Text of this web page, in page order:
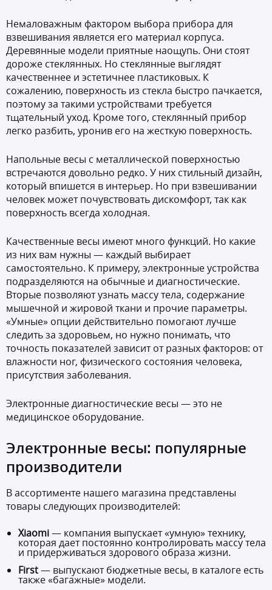
Немаловажным фактором выбора прибора для
взвешивания является его материал корпуса.
Деревянные модели приятные наощупь. Они стоят
дороже стеклянных. Но стеклянные выглядят
качественнее и эстетичнее пластиковых. К
сожалению, поверхность из стекла быстро пачкается,
поэтому за такими устройствами требуется
тщательный уход. Кроме того, стеклянный прибор
легко разбить, уронив его на жесткую поверхность.
Напольные весы с металлической поверхностью
встречаются довольно редко. У них стильный дизайн,
который впишется в интерьер. Но при взвешивании
человек может почувствовать дискомфорт, так как
поверхность всегда холодная.
Качественные весы имеют много функций. Но какие
из них вам нужны — каждый выбирает
самостоятельно. К примеру, электронные устройства
подразделяются на обычные и диагностические.
Вторые позволяют узнать массу тела, содержание
мышечной и жировой ткани и прочие параметры.
«Умные» опции действительно помогают лучше
следить за здоровьем, но нужно понимать, что
точность показателей зависит от разных факторов: от
влажности ног, физического состояния человека,
присутствия заболевания.
Электронные диагностические весы — это не
медицинское оборудование.
Электронные весы: популярные
производители
В ассортименте нашего магазина представлены
товары следующих производителей:
Xiaomi— компания выпускает «умную» технику,
которая дает постоянно контролировать массу тела
и придерживаться здорового образа жизни.
First— выпускают бюджетные весы, в каталоге есть
также «багажные» модели.